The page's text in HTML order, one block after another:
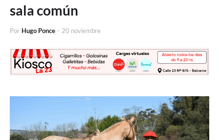
sala común
Por Hugo Ponce - 20 noviembre